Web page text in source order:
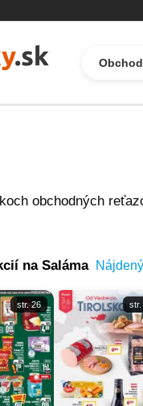
obchodných
na Saláma
str. 26 str.